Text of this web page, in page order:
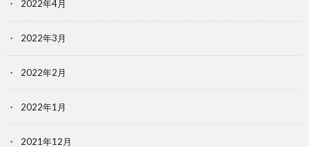
2022年4月
2022年3月
2022年2月
2022年1月
2021年12月